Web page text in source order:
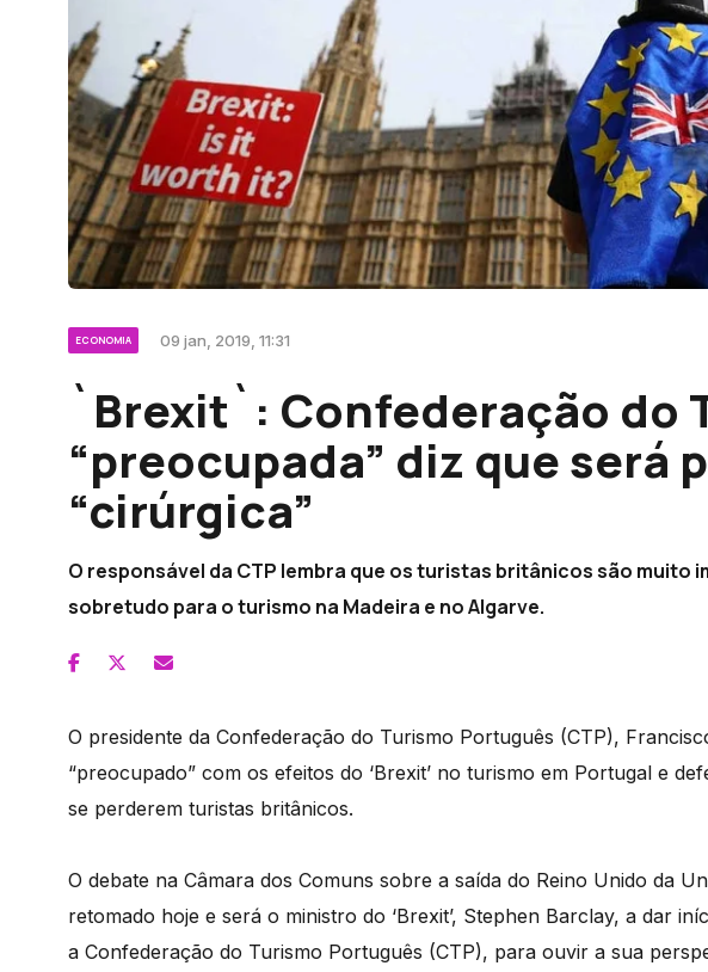
ECONOMIA 09 jan, 2019, 11:31
`Brexit`: Confederação do
“preocupada” diz que será
“cirúrgica”
O responsável da CTP lembra que os turistas britânicos são muito
sobretudo para o turismo na Madeira e no Algarve.
O presidente da Confederação do Turismo Português (CTP),
“preocupado” com os efeitos do ‘Brexit’ no turismo em Portugal e
se perderem turistas britânicos.
O debate na Câmara dos Comuns sobre a saída do Reino Unido da
retomado hoje e será o ministro do ‘Brexit’, Stephen Barclay, a dar
a Confederação do Turismo Português (CTP), para ouvir a sua